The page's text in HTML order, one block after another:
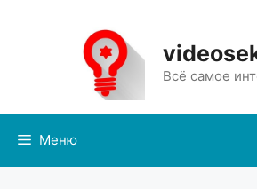
содержимому
Всё самое
Меню